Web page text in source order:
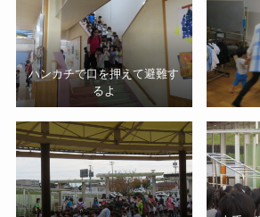
ハンカチで口を押えて避難す
るよ